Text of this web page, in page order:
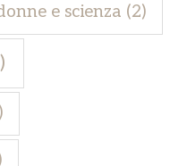
e scienza (2)